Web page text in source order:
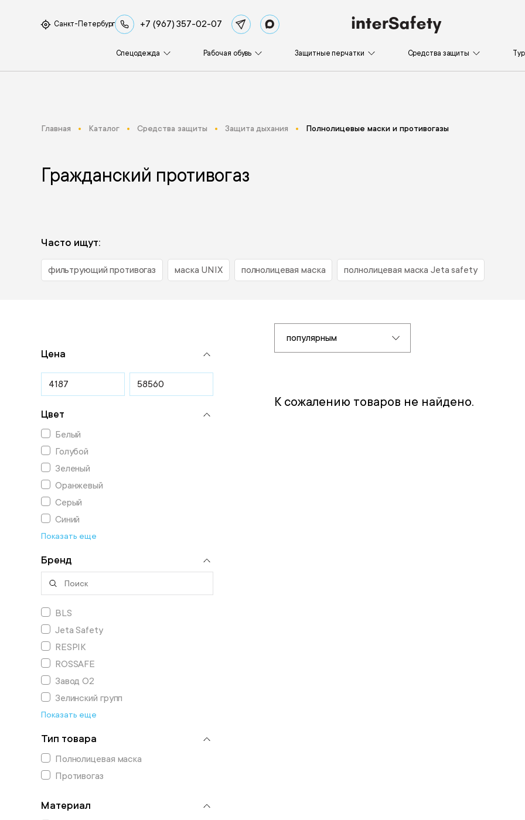
Санкт-Петербург +7 (967) 357-02-07
Спецодежда Рабочая обувь Защитные перчатки Средства защиты
Главная Каталог Средства защиты Защита дыхания Полнолицевые маски и противогазы
Гражданский противогаз
Часто ищут:
фильтрующий противогаз маска UNIX полнолицевая маска полнолицевая маска Jeta safety
Цена
Цвет
Белый
Голубой
Зеленый
Оранжевый
Серый
Синий
Показать еще
Бренд
BLS
Jeta Safety
RESPIK
ROSSAFE
Завод О2
Зелинский групп
Показать еще
Тип товара
Полнолицевая маска
Противогаз
Материал
популярным
К сожалению товаров не найдено.